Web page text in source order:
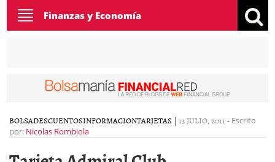
Toggle
navigation
Finanzas y Economía
BOLSADESCUENTOSINFORMACIONTARJETAS | 13 JULIO, 2011 - Escrito
por: Nicolas Rombiola